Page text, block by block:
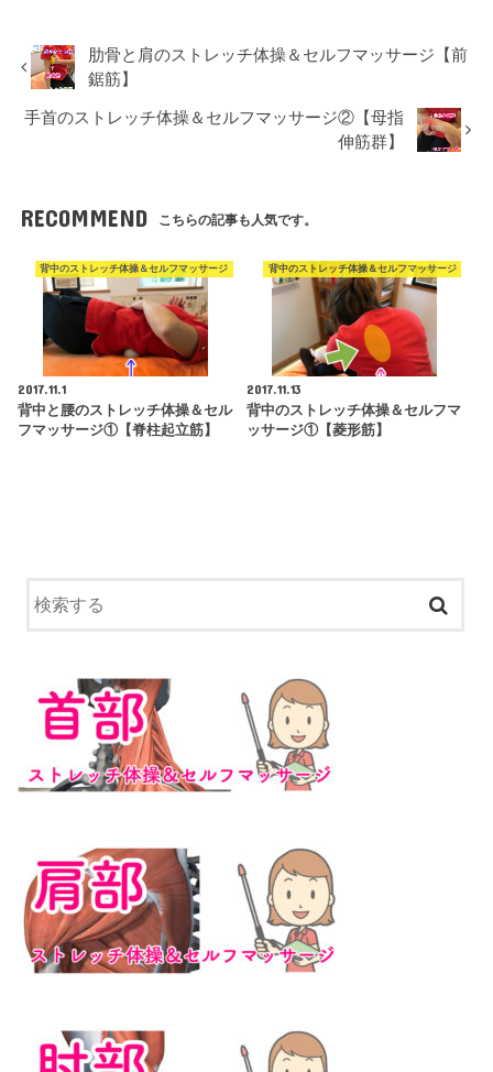
肋骨と肩のストレッチ体操＆セルフマッサージ【前
鋸筋】
手首のストレッチ体操＆セルフマッサージ②【母指
伸筋群】
RECOMMEND こちらの記事も人気です。
背中のストレッチ体操＆セルフマッサージ
2017.11.1
背中と腰のストレッチ体操＆セル
フマッサージ①【脊柱起立筋】
背中のストレッチ体操＆セルフマッサージ
2017.11.13
背中のストレッチ体操＆セルフマ
ッサージ①【菱形筋】